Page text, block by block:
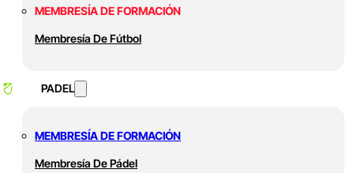
MEMBRESÍA DE FORMACIÓN
Membresía De Fútbol
PADEL
MEMBRESÍA DE FORMACIÓN
Membresía De Pádel